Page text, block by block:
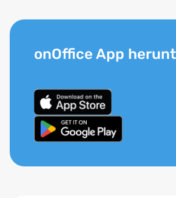
onOffice App